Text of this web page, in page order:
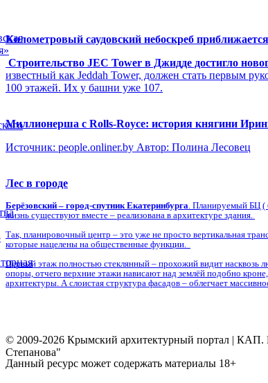
Километровый саудовский небоскреб
Строительство JEC Tower в Джидде достигло
известный как Jeddah Tower, должен стать первым
100 этажей. Их у башни уже 107.
Миллионерша с Rolls-Royсе: история княгини
Источник: people.onliner.by Автор: Полина Лесовец
Лес в городе
Берёзовский – город-спутник Екатеринбурга. Планируемый БЦ (
жизнь существуют вместе – реализована в архитектуре здания.
Так, планировочный центр – это уже не просто вертикальная
которые нацелены на общественные функции.
Первый этаж полностью стеклянный – прохожий видит насквозь
опоры, отчего верхние этажи нависают над землёй подобно
архитектуры. А слоистая структура фасадов – облегчает
© 2009-2026 Крымский архитектурный портал | КАП.
Степанова"
Данный ресурс может содержать материалы 18+